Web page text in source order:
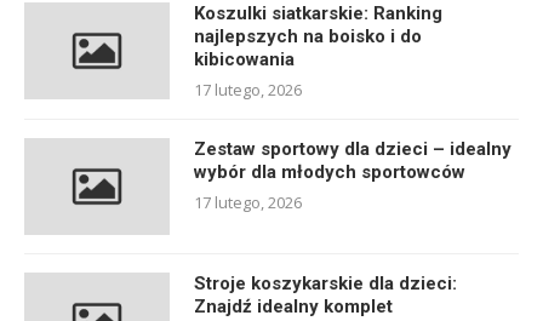
Koszulki siatkarskie: Ranking
najlepszych na boisko i do
kibicowania
17 lutego, 2026
Zestaw sportowy dla dzieci – idealny
wybór dla młodych sportowców
17 lutego, 2026
Stroje koszykarskie dla dzieci:
Znajdź idealny komplet